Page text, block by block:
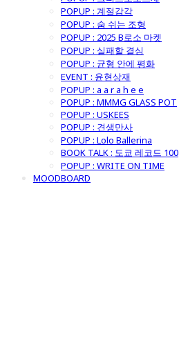
POPUP : 계절감각
POPUP : 숨 쉬는 조형
POPUP : 2025 B로소 마켓
POPUP : 실패할 결심
POPUP : 균형 안에 평화
EVENT : 윤현상재
POPUP : a a r a h e e
POPUP : MMMG GLASS POT
POPUP : USKEES
POPUP : 견생만사
POPUP : Lolo Ballerina
BOOK TALK : 도쿄 레코드 100
POPUP : WRITE ON TIME
MOODBOARD